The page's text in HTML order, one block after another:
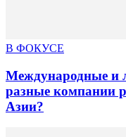
В ФОКУСЕ
Международные и
разные компании
Азии?